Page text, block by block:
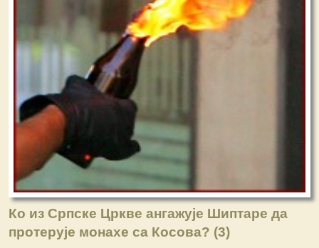
Ко из Српске Цркве ангажује Шиптаре да
протерује монахе са Косова? (3)